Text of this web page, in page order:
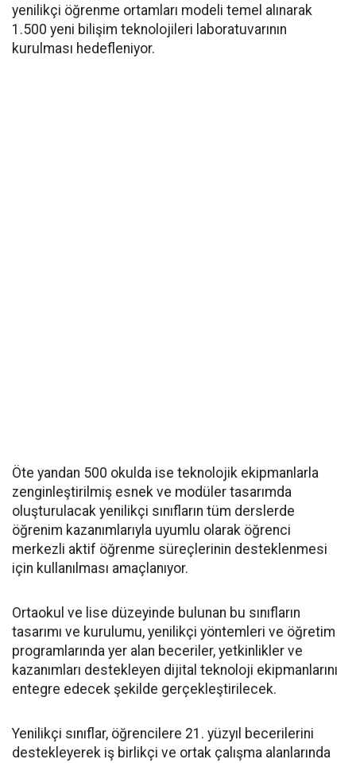
yenilikçi öğrenme ortamları modeli temel alınarak
1.500 yeni bilişim teknolojileri laboratuvarının
kurulması hedefleniyor.
Öte yandan 500 okulda ise teknolojik ekipmanlarla
zenginleştirilmiş esnek ve modüler tasarımda
oluşturulacak yenilikçi sınıfların tüm derslerde
öğrenim kazanımlarıyla uyumlu olarak öğrenci
merkezli aktif öğrenme süreçlerinin desteklenmesi
için kullanılması amaçlanıyor.
Ortaokul ve lise düzeyinde bulunan bu sınıfların
tasarımı ve kurulumu, yenilikçi yöntemleri ve öğretim
programlarında yer alan beceriler, yetkinlikler ve
kazanımları destekleyen dijital teknoloji ekipmanlarını
entegre edecek şekilde gerçekleştirilecek.
Yenilikçi sınıflar, öğrencilere 21. yüzyıl becerilerini
destekleyerek iş birlikçi ve ortak çalışma alanlarında